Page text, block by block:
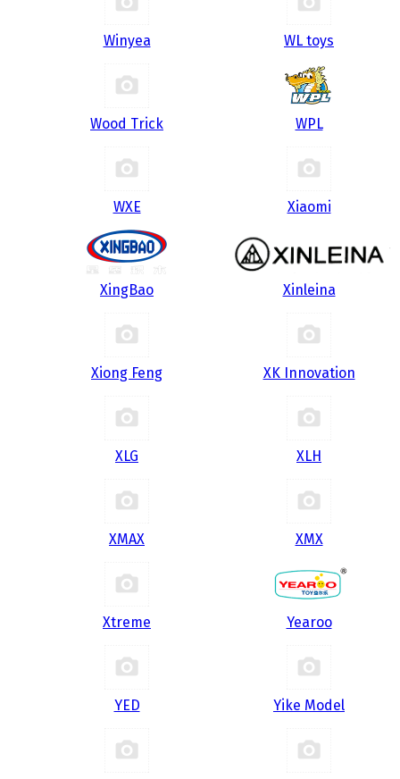
Winyea WL toys
Wood Trick WPL
WXE Xiaomi
XingBao Xinleina
Xiong Feng XK Innovation
XLG XLH
XMAX XMX
Xtreme Yearoo
YED Yike Model